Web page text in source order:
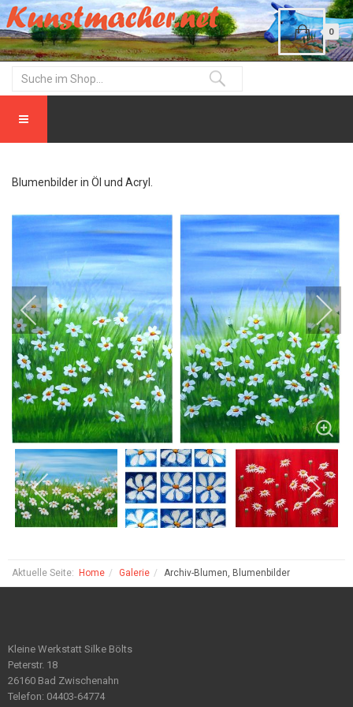
0
Blumenbilder in Öl und Acryl.
Aktuelle Seite: Home Galerie Archiv-Blumen, Blumenbilder
Kleine Werkstatt Silke Bölts
Peterstr. 18
26160 Bad Zwischenahn
Telefon: 04403-64774